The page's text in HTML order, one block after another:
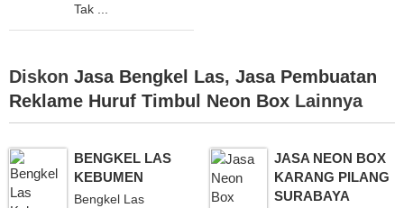
Tak ...
Diskon Jasa Bengkel Las, Jasa Pembuatan
Reklame Huruf Timbul Neon Box Lainnya
BENGKEL LAS
KEBUMEN
Bengkel Las
JASA NEON BOX
KARANG PILANG
SURABAYA